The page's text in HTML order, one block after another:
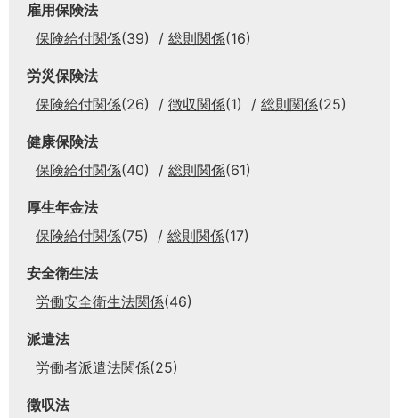
雇用保険法
保険給付関係(39) 総則関係(16)
労災保険法
保険給付関係(26) 徴収関係(1) 総則関係(25)
健康保険法
保険給付関係(40) 総則関係(61)
厚生年金法
保険給付関係(75) 総則関係(17)
安全衛生法
労働安全衛生法関係(46)
派遣法
労働者派遣法関係(25)
徴収法